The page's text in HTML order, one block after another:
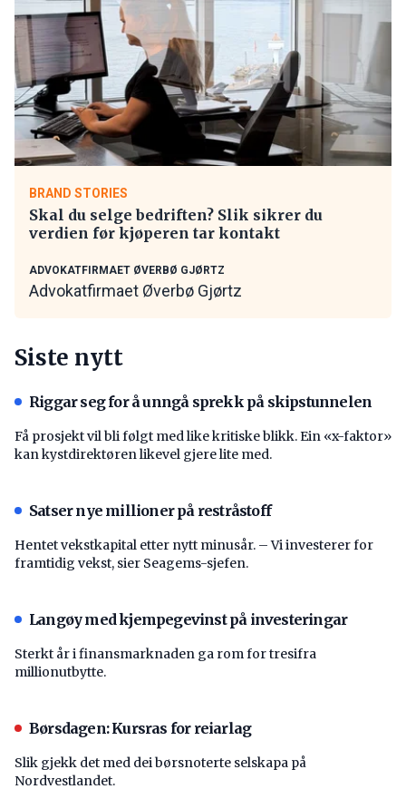
BRAND STORIES
Skal du selge bedriften? Slik sikrer du
verdien før kjøperen tar kontakt
ADVOKATFIRMAET ØVERBØ GJØRTZ
Advokatfirmaet Øverbø Gjørtz
Siste nytt
Riggar seg for å unngå sprekk på skipstunnelen
Få prosjekt vil bli følgt med like kritiske blikk. Ein «x-faktor»
kan kystdirektøren likevel gjere lite med.
Satser nye millioner på restråstoff
Hentet vekstkapital etter nytt minusår. – Vi investerer for
framtidig vekst, sier Seagems-sjefen.
Langøy med kjempegevinst på investeringar
Sterkt år i finansmarknaden ga rom for tresifra
millionutbytte.
Børsdagen: Kursras for reiarlag
Slik gjekk det med dei børsnoterte selskapa på
Nordvestlandet.